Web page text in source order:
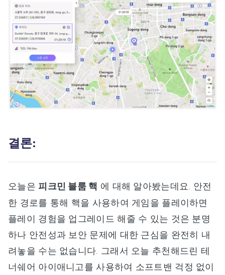
결론:
오늘은 피크민 블룸 핵 에 대해 알아봤는데요. 안전
한 경로를 통해 핵을 사용하여 게임을 플레이하면
플레이 경험을 업그레이드 해줄 수 있는 것은 분명
하나 안전성과 보안 문제에 대한 근심을 완전히 내
려놓을 수는 없습니다. 그래서 오늘 추천해드린 테
너쉐어 아이애니고를 사용하여 소프트밴 걱정 없이